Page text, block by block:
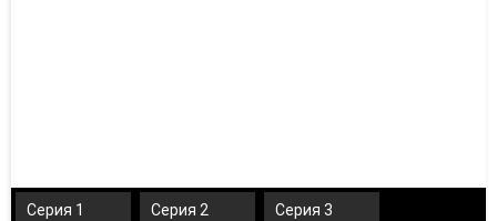
Серия 1 Серия 2 Серия 3